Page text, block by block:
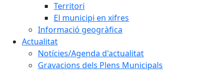
Territori
El municipi en xifres
Informació geogràfica
Actualitat
Notícies/Agenda d'actualitat
Gravacions dels Plens Municipals